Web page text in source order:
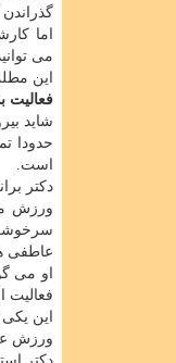
اما
می
این
فعالیت
شاید
حدودا
است.
دکتر
ورزش
سرخوشی
عاطفی
او می
فعالیت
این
ورزش